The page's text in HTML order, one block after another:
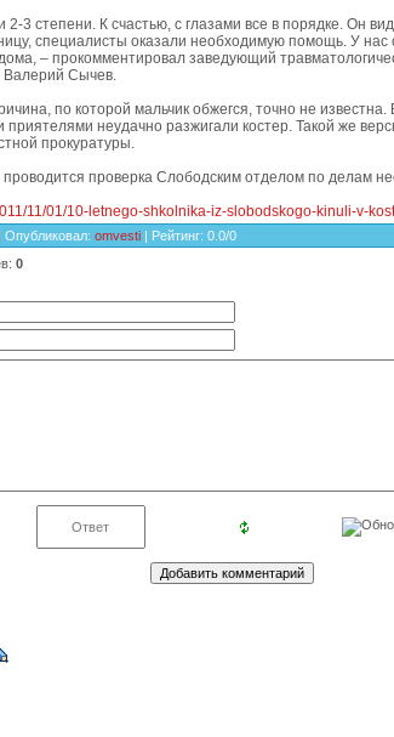
2-3 степени. К счастью, с глазами все в порядке. Он
специалисты оказали необходимую помощь. У
– прокомментировал заведующий
Сычев.
по которой мальчик обжегся, точно не
приятелями неудачно разжигали костер. Такой же
прокуратуры.
проверка Слободским отделом по делам
11/01/10-letnego-shkolnika-iz-slobodskogo-kinuli-v-
Опубликовал: omvesti | Рейтинг: 0.0/0
: 0